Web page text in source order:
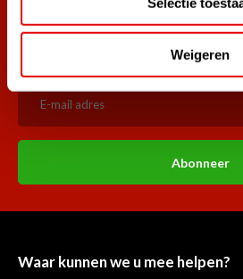
Weigeren
aangemeld.
Word ook lid van de nieuwsbrief en
Abonneer
Waar kunnen we u mee helpen?